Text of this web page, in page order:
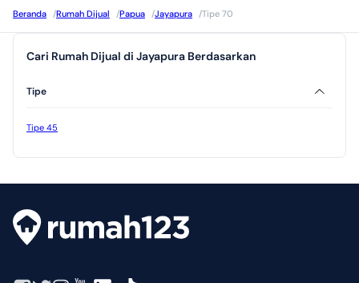
Beranda /Rumah Dijual /Papua /Jayapura /Tipe 70
Cari Rumah Dijual di Jayapura Berdasarkan
Tipe
Tipe 45